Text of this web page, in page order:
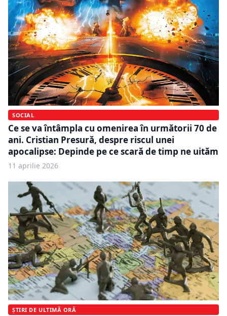
SOCIAL
Ce se va întâmpla cu omenirea în următorii 70 de
ani. Cristian Presură, despre riscul unei
apocalipse: Depinde pe ce scară de timp ne uităm
11 aprilie 2026
ȘTIRI DE ULTIMĂ ORĂ